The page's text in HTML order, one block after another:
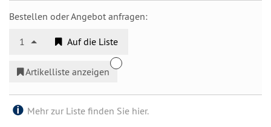
Bestellen oder Angebot anfragen:
1 Auf die Liste
Artikelliste anzeigen
Mehr zur Liste finden Sie hier.